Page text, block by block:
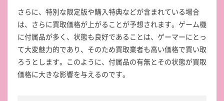
さらに、特別な限定版や購入特典などが含まれている場合
は、さらに買取価格が上がることが予想されます。ゲーム機
に付属品が多く、状態も良好であることは、ゲーマーにとっ
て大変魅力的であり、そのため買取業者も高い価格で買い取
ろうとします。このように、付属品の有無とその状態が買取
価格に大きな影響を与えるのです。